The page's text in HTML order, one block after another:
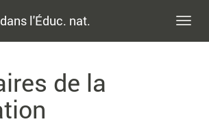
l'Éduc. nat.
de la